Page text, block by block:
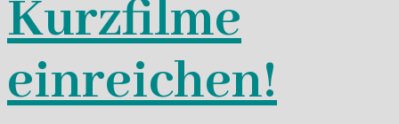
Kurzfilme
einreichen!